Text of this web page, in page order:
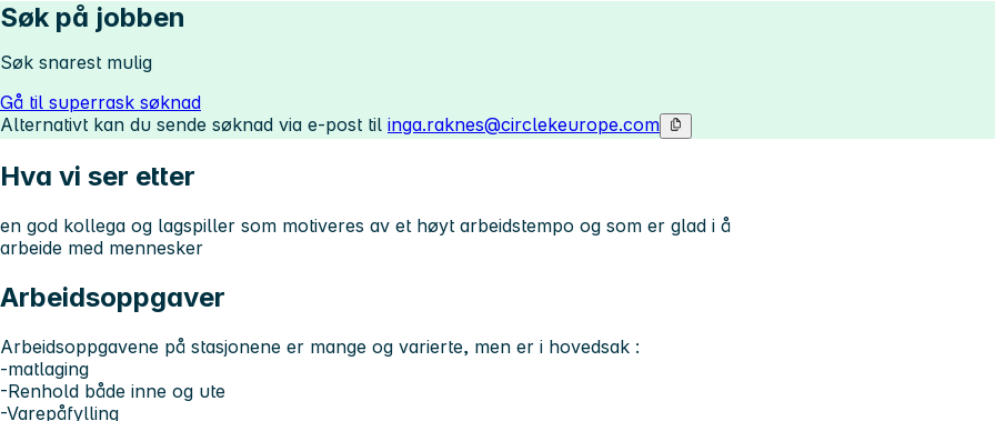
Søk på jobben
Søk snarest mulig
Gå til superrask søknad
Alternativt kan du sende søknad via e-post til inga.raknes@circlekeurope.com
Hva vi ser etter
en god kollega og lagspiller som motiveres av et høyt arbeidstempo og som er glad i å
arbeide med mennesker
Arbeidsoppgaver
Arbeidsoppgavene på stasjonene er mange og varierte, men er i hovedsak :
-matlaging
-Renhold både inne og ute
-Varepåfylling